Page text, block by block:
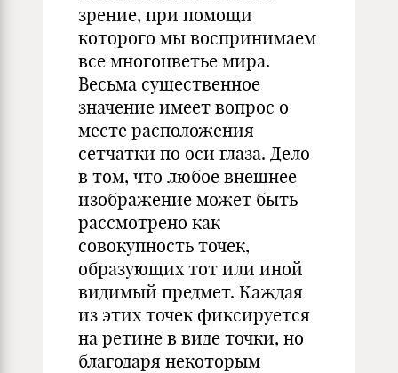
зрение, при помощи
которого мы воспринимаем
все многоцветье мира.
Весьма существенное
значение имеет вопрос о
месте расположения
сетчатки по оси глаза. Дело
в том, что любое внешнее
изображение может быть
рассмотрено как
совокупность точек,
образующих тот или иной
видимый предмет. Каждая
из этих точек фиксируется
на ретине в виде точки, но
благодаря некоторым